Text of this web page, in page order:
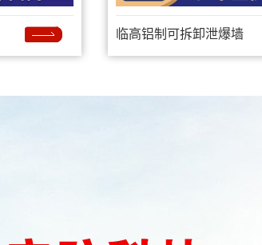
临高铝制可拆卸泄爆墙